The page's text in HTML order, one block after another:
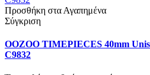
Προσθήκη στα Αγαπημένα
Σύγκριση
OOZOO TIMEPIECES 40mm
C9832